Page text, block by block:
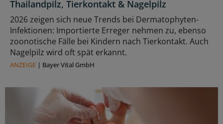
Thailandpilz, Tierkontakt & Nagelpilz
2026 zeigen sich neue Trends bei Dermatophyten-
Infektionen: Importierte Erreger nehmen zu, ebenso
zoonotische Fälle bei Kindern nach Tierkontakt. Auch
Nagelpilz wird oft spät erkannt.
ANZEIGE | Bayer Vital GmbH